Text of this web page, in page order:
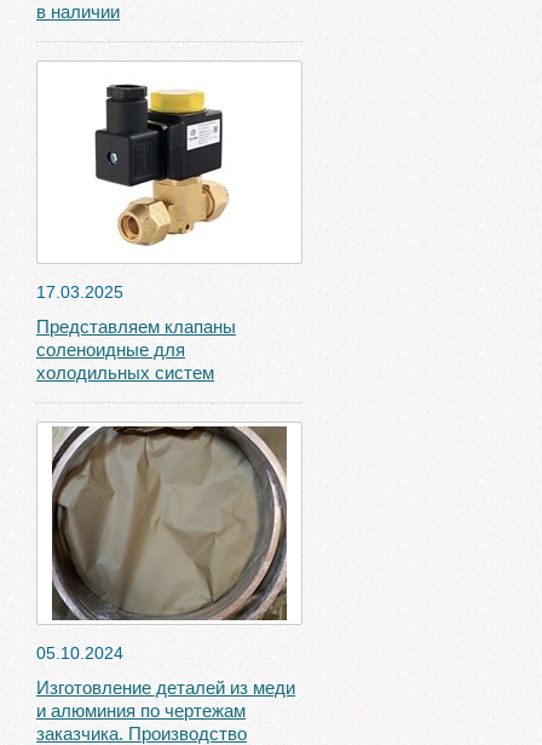
в наличии
17.03.2025
Представляем клапаны
соленоидные для
холодильных систем
05.10.2024
Изготовление деталей из меди
и алюминия по чертежам
заказчика. Производство